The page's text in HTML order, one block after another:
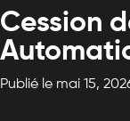
Cession
Publié le mai 15,